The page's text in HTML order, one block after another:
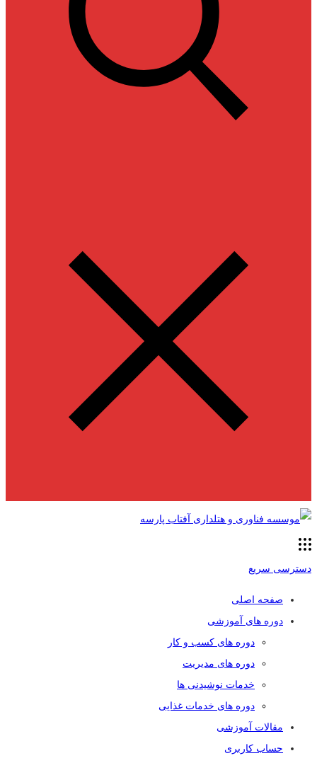
دسترسی سریع
صفحه اصلی
دوره های آموزشی
دوره های کسب و کار
دوره های مدیریت
خدمات نوشیدنی ها
دوره های خدمات غذایی
مقالات آموزشی
حساب کاربری